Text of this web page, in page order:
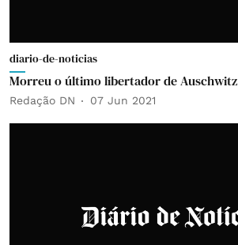
diario-de-noticias
Morreu o último libertador de Auschwitz
Redação DN 07 Jun 2021